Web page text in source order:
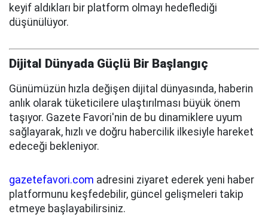
keyif aldıkları bir platform olmayı hedeflediği
düşünülüyor.
Dijital Dünyada Güçlü Bir Başlangıç
Günümüzün hızla değişen dijital dünyasında, haberin
anlık olarak tüketicilere ulaştırılması büyük önem
taşıyor. Gazete Favori'nin de bu dinamiklere uyum
sağlayarak, hızlı ve doğru habercilik ilkesiyle hareket
edeceği bekleniyor.
gazetefavori.com adresini ziyaret ederek yeni haber
platformunu keşfedebilir, güncel gelişmeleri takip
etmeye başlayabilirsiniz.